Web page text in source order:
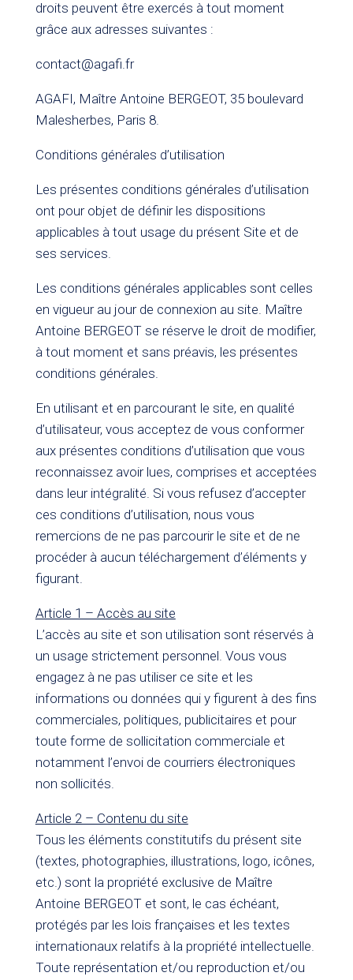
droits peuvent être exercés à tout moment
grâce aux adresses suivantes :
contact@agafi.fr
AGAFI, Maître Antoine BERGEOT, 35 boulevard
Malesherbes, Paris 8.
Conditions générales d’utilisation
Les présentes conditions générales d’utilisation
ont pour objet de définir les dispositions
applicables à tout usage du présent Site et de
ses services.
Les conditions générales applicables sont celles
en vigueur au jour de connexion au site. Maître
Antoine BERGEOT se réserve le droit de modifier,
à tout moment et sans préavis, les présentes
conditions générales.
En utilisant et en parcourant le site, en qualité
d’utilisateur, vous acceptez de vous conformer
aux présentes conditions d’utilisation que vous
reconnaissez avoir lues, comprises et acceptées
dans leur intégralité. Si vous refusez d’accepter
ces conditions d’utilisation, nous vous
remercions de ne pas parcourir le site et de ne
procéder à aucun téléchargement d’éléments y
figurant.
Article 1 – Accès au site
L’accès au site et son utilisation sont réservés à
un usage strictement personnel. Vous vous
engagez à ne pas utiliser ce site et les
informations ou données qui y figurent à des fins
commerciales, politiques, publicitaires et pour
toute forme de sollicitation commerciale et
notamment l’envoi de courriers électroniques
non sollicités.
Article 2 – Contenu du site
Tous les éléments constitutifs du présent site
(textes, photographies, illustrations, logo, icônes,
etc.) sont la propriété exclusive de Maître
Antoine BERGEOT et sont, le cas échéant,
protégés par les lois françaises et les textes
internationaux relatifs à la propriété intellectuelle.
Toute représentation et/ou reproduction et/ou